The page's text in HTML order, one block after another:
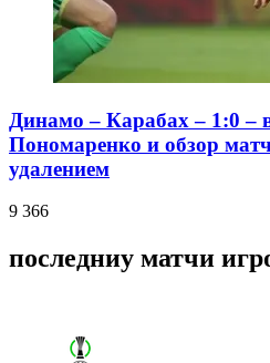
Динамо – Карабах – 1:0 –
Пономаренко и обзор
удалением
9 366
последниу матчи